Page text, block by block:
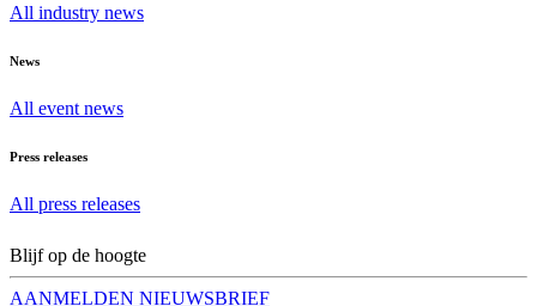
All industry news
News
All event news
Press releases
All press releases
Blijf op de hoogte
AANMELDEN NIEUWSBRIEF